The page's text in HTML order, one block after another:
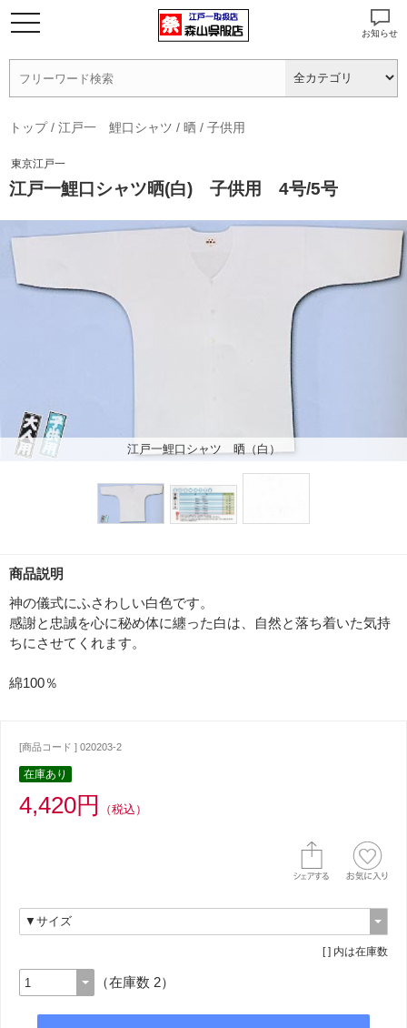
お知らせ
トップ/ 江戸一 鯉口シャツ / 晒 / 子供用
東京江戸一
江戸一鯉口シャツ晒(白) 子供用 4号/5号
江戸一鯉口シャツ 晒（白）
商品説明
神の儀式にふさわしい白色です。
感謝と忠誠を心に秘め体に纏った白は、自然と落ち着いた気持
ちにさせてくれます。
綿100％
[商品コード ] 020203-2
在庫あり
4,420円 （税込）
[ ] 内は在庫数
（在庫数 2）